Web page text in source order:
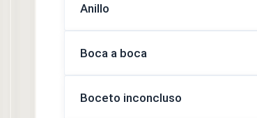
Anillo
Boca a boca
Boceto inconcluso